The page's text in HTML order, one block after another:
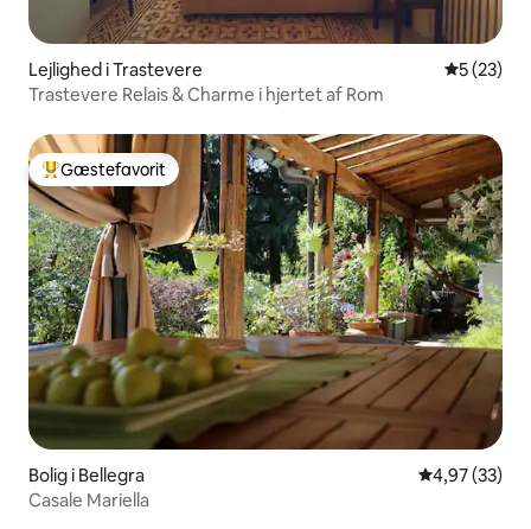
Lejlighed i Trastevere 5 ud af 5 i
5 (23)
Trastevere Relais & Charme i hjertet af Rom
Bedste gæstefavorit
Gæstefavorit
Bolig i Bellegra 4,97 ud af 5 i
4,97 (33)
Casale Mariella